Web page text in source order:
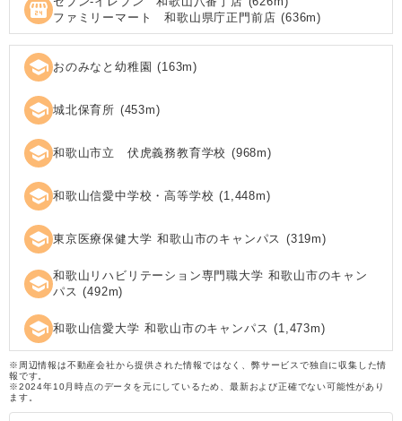
local_convenience_store ファミリーマート 和歌山県庁正門前店 (636m)
school おのみなと幼稚園 (163m)
school 城北保育所 (453m)
school 和歌山市立 伏虎義務教育学校 (968m)
school 和歌山信愛中学校・高等学校 (1,448m)
school 東京医療保健大学 和歌山市のキャンパス (319m)
school 和歌山リハビリテーション専門職大学 和歌山市のキャン
パス (492m)
school 和歌山信愛大学 和歌山市のキャンパス (1,473m)
※周辺情報は不動産会社から提供された情報ではなく、弊サービスで独自に収集した情
報です。
※2024年10月時点のデータを元にしているため、最新および正確でない可能性があり
ます。